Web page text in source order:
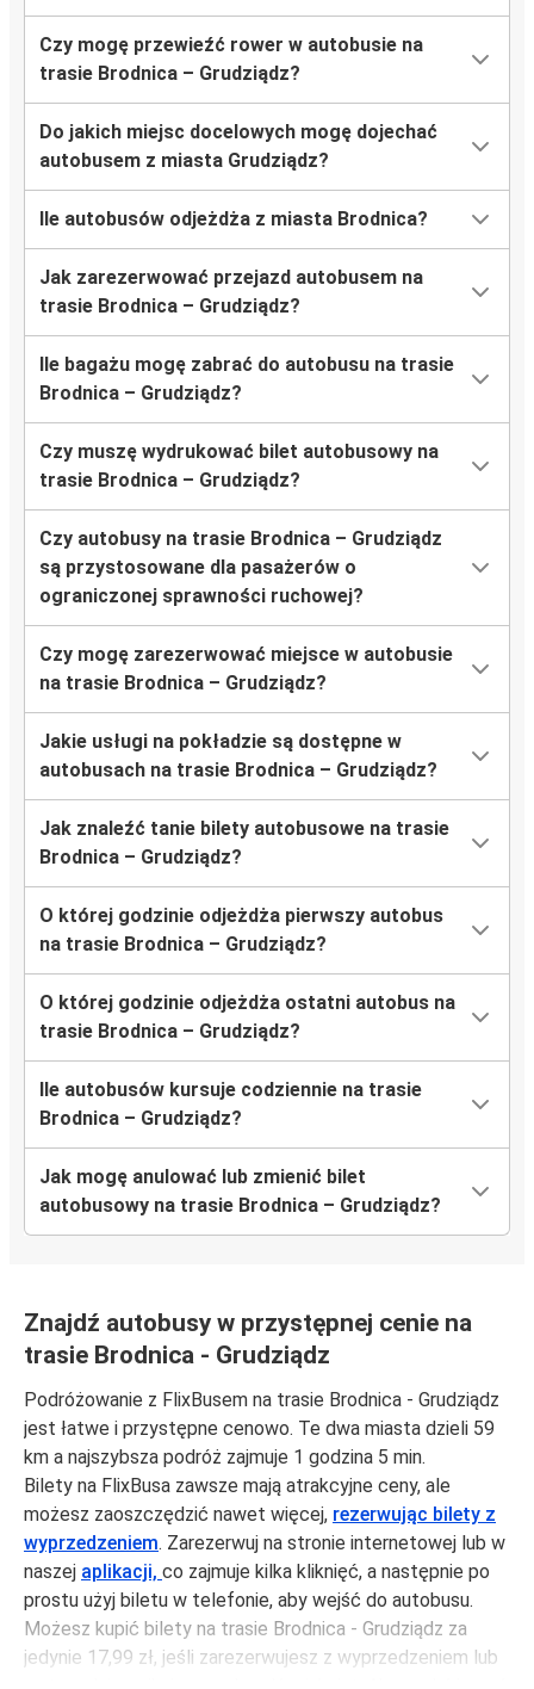
Czy mogę przewieźć rower w autobusie na
trasie Brodnica – Grudziądz?
Do jakich miejsc docelowych mogę dojechać
autobusem z miasta Grudziądz?
Ile autobusów odjeżdża z miasta Brodnica?
Jak zarezerwować przejazd autobusem na
trasie Brodnica – Grudziądz?
Ile bagażu mogę zabrać do autobusu na trasie
Brodnica – Grudziądz?
Czy muszę wydrukować bilet autobusowy na
trasie Brodnica – Grudziądz?
Czy autobusy na trasie Brodnica – Grudziądz
są przystosowane dla pasażerów o
ograniczonej sprawności ruchowej?
Czy mogę zarezerwować miejsce w autobusie
na trasie Brodnica – Grudziądz?
Jakie usługi na pokładzie są dostępne w
autobusach na trasie Brodnica – Grudziądz?
Jak znaleźć tanie bilety autobusowe na trasie
Brodnica – Grudziądz?
O której godzinie odjeżdża pierwszy autobus
na trasie Brodnica – Grudziądz?
O której godzinie odjeżdża ostatni autobus na
trasie Brodnica – Grudziądz?
Ile autobusów kursuje codziennie na trasie
Brodnica – Grudziądz?
Jak mogę anulować lub zmienić bilet
autobusowy na trasie Brodnica – Grudziądz?
Znajdź autobusy w przystępnej cenie na
trasie Brodnica - Grudziądz
Podróżowanie z FlixBusem na trasie Brodnica - Grudziądz
jest łatwe i przystępne cenowo. Te dwa miasta dzieli 59
km a najszybsza podróż zajmuje 1 godzina 5 min.
Bilety na FlixBusa zawsze mają atrakcyjne ceny, ale
możesz zaoszczędzić nawet więcej, rezerwując bilety z
wyprzedzeniem. Zarezerwuj na stronie internetowej lub w
naszej aplikacji, co zajmuje kilka kliknięć, a następnie po
prostu użyj biletu w telefonie, aby wejść do autobusu.
Możesz kupić bilety na trasie Brodnica - Grudziądz za
jedynie 17,99 zł, jeśli zarezerwujesz z wyprzedzeniem lub